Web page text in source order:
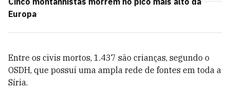
Europa
Entre os civis mortos, 1.437 são crianças, segundo o
OSDH, que possui uma ampla rede de fontes em toda a
Síria.